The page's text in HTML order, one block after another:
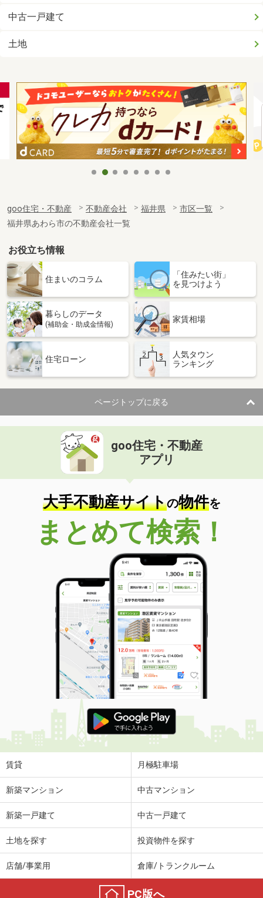
中古一戸建て
土地
goo住宅・不動産 不動産会社 福井県
市区一覧
福井県あわら市の不動産会社一覧
お役立ち情報
住まいのコラム
「住みたい街」
を見つけよう
暮らしのデータ
(補助金・助成金情報)
家賃相場
住宅ローン
人気タウン
ランキング
ページトップに戻る
goo住宅・不動産
アプリ
大手不動産サイトの物件を
まとめて検索！
賃貸 月極駐車場
新築マンション 中古マンション
新築一戸建て 中古一戸建て
土地を探す 投資物件を探す
店舗/事業用 倉庫/トランクルーム
PC版へ